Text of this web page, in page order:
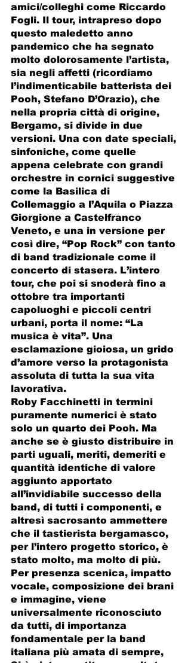
amici/colleghi come Riccardo
Fogli. Il tour, intrapreso dopo
questo maledetto anno
pandemico che ha segnato
molto dolorosamente l’artista,
sia negli affetti (ricordiamo
l’indimenticabile batterista dei
Pooh, Stefano D’Orazio), che
nella propria città di origine,
Bergamo, si divide in due
versioni. Una con date speciali,
sinfoniche, come quelle
appena celebrate con grandi
orchestre in cornici suggestive
come la Basilica di
Collemaggio a l’Aquila o Piazza
Giorgione a Castelfranco
Veneto, e una in versione per
così dire, “Pop Rock” con tanto
di band tradizionale come il
concerto di stasera. L’intero
tour, che poi si snoderà fino a
ottobre tra importanti
capoluoghi e piccoli centri
urbani, porta il nome: “La
musica è vita”. Una
esclamazione gioiosa, un grido
d’amore verso la protagonista
assoluta di tutta la sua vita
lavorativa.
Roby Facchinetti in termini
puramente numerici è stato
solo un quarto dei Pooh. Ma
anche se è giusto distribuire in
parti uguali, meriti, demeriti e
quantità identiche di valore
aggiunto apportato
all’invidiabile successo della
band, di tutti i componenti, e
altresì sacrosanto ammettere
che il tastierista bergamasco,
per l’intero progetto storico, è
stato molto, ma molto di più.
Per presenza scenica, impatto
vocale, composizione dei brani
e immagine, viene
universalmente riconosciuto
da tutti, di importanza
fondamentale per la band
italiana più amata di sempre,